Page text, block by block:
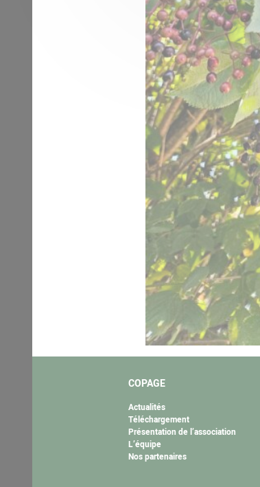
COPAGE
Actualités
Téléchargement
Présentation de l’association
L’équipe
Nos partenaires